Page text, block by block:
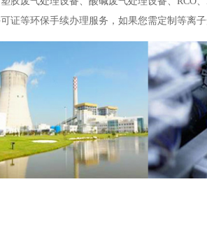
证等环保手续办理服务，如果您需定制等离